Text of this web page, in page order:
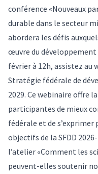
conférence «Nouveaux
durable dans le secteur
abordera les défis
œuvre du développement
février à 12h, assistez
Stratégie fédérale de
2029. Ce webinaire offre
participantes de mieux
fédérale et de
objectifs de la SFDD
l’atelier «Comment les
peuvent-elles soutenir